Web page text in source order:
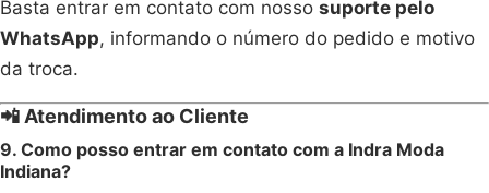
Basta entrar em contato com nosso suporte pelo
WhatsApp, informando o número do pedido e motivo
da troca.
📲 Atendimento ao Cliente
9. Como posso entrar em contato com a Indra Moda
Indiana?